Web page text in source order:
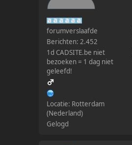
forumverslaafde
Berichten: 2.452
1d CADSITE.be niet
bezoeken = 1 dag niet
geleefd!
Locatie: Rotterdam
(Nederland)
Gelogd